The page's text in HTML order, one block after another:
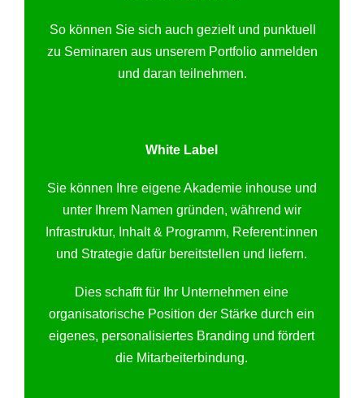
So können Sie sich auch gezielt und punktuell
zu Seminaren aus unserem Portfolio anmelden
und daran teilnehmen.
White Label
Sie können Ihre eigene Akademie inhouse und
unter Ihrem Namen gründen, während wir
Infrastruktur, Inhalt & Programm, Referent:innen
und Strategie dafür bereitstellen und liefern.
Dies schafft für Ihr Unternehmen eine
organisatorische Position der Stärke durch ein
eigenes, personalisiertes Branding und fördert
die Mitarbeiterbindung.